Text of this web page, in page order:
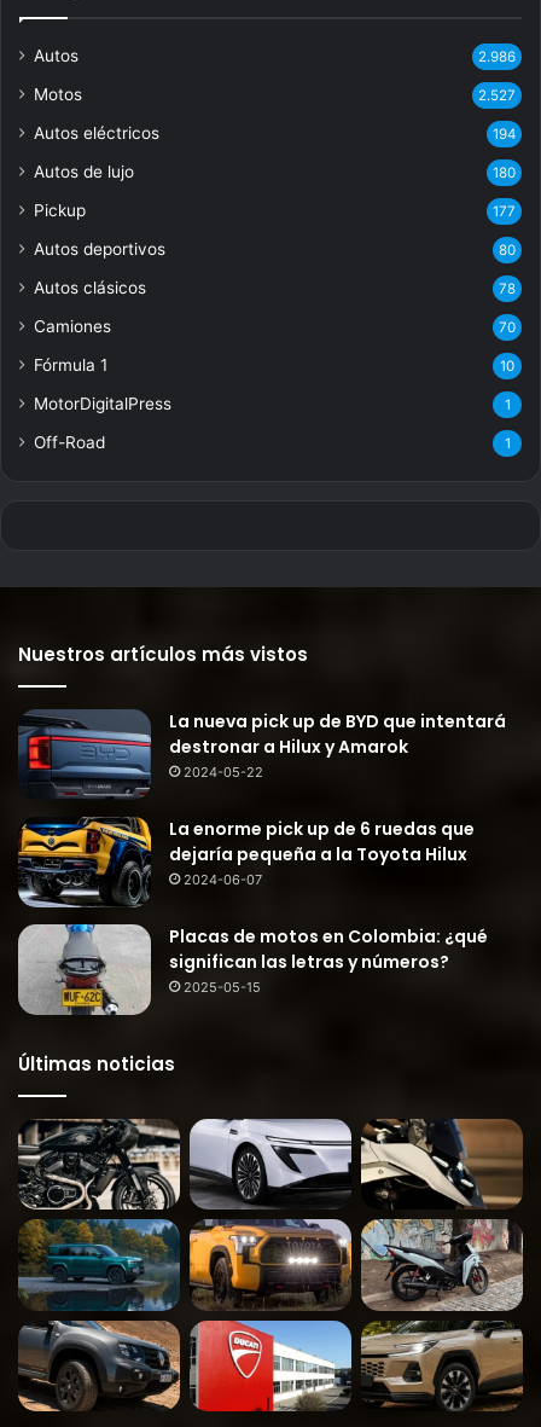
Autos 2.986
Motos 2.527
Autos eléctricos 194
Autos de lujo 180
Pickup 177
Autos deportivos 80
Autos clásicos 78
Camiones 70
Fórmula 1 10
MotorDigitalPress 1
Off-Road 1
Nuestros artículos más vistos
La nueva pick up de BYD que intentará
destronar a Hilux y Amarok
2024-05-22
La enorme pick up de 6 ruedas que
dejaría pequeña a la Toyota Hilux
2024-06-07
Placas de motos en Colombia: ¿qué
significan las letras y números?
2025-05-15
Últimas noticias